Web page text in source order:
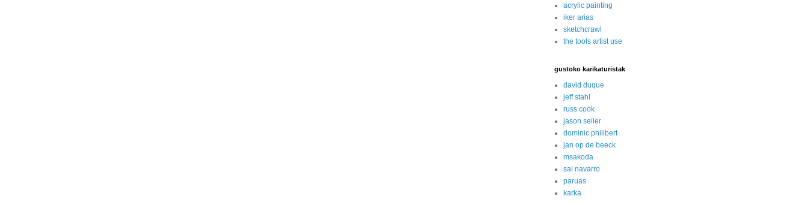
acrylic painting
iker arias
sketchcrawl
the tools artist use
gustoko karikaturistak
david duque
jeff stahl
russ cook
jason seiler
dominic philibert
jan op de beeck
msakoda
sal navarro
paruas
karka